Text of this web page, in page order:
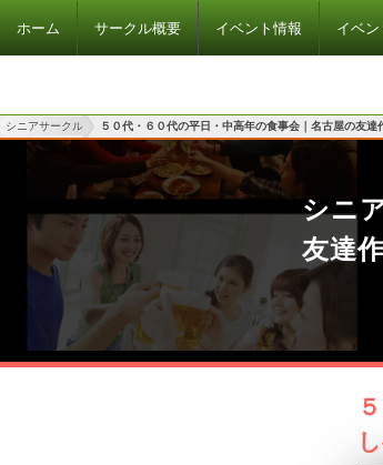
ホーム サークル概要 イベント情報 イベ
シニアサークル ５０代・６０代の平日・中高年の食事会｜名古屋の友達
シニ
友達